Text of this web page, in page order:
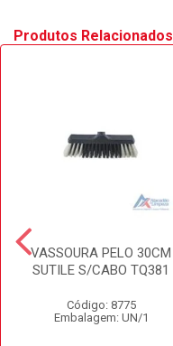
Produtos Relacionados
VASSOURA PELO 30CM
SUTILE S/CABO TQ381
Código: 8775
Embalagem: UN/1